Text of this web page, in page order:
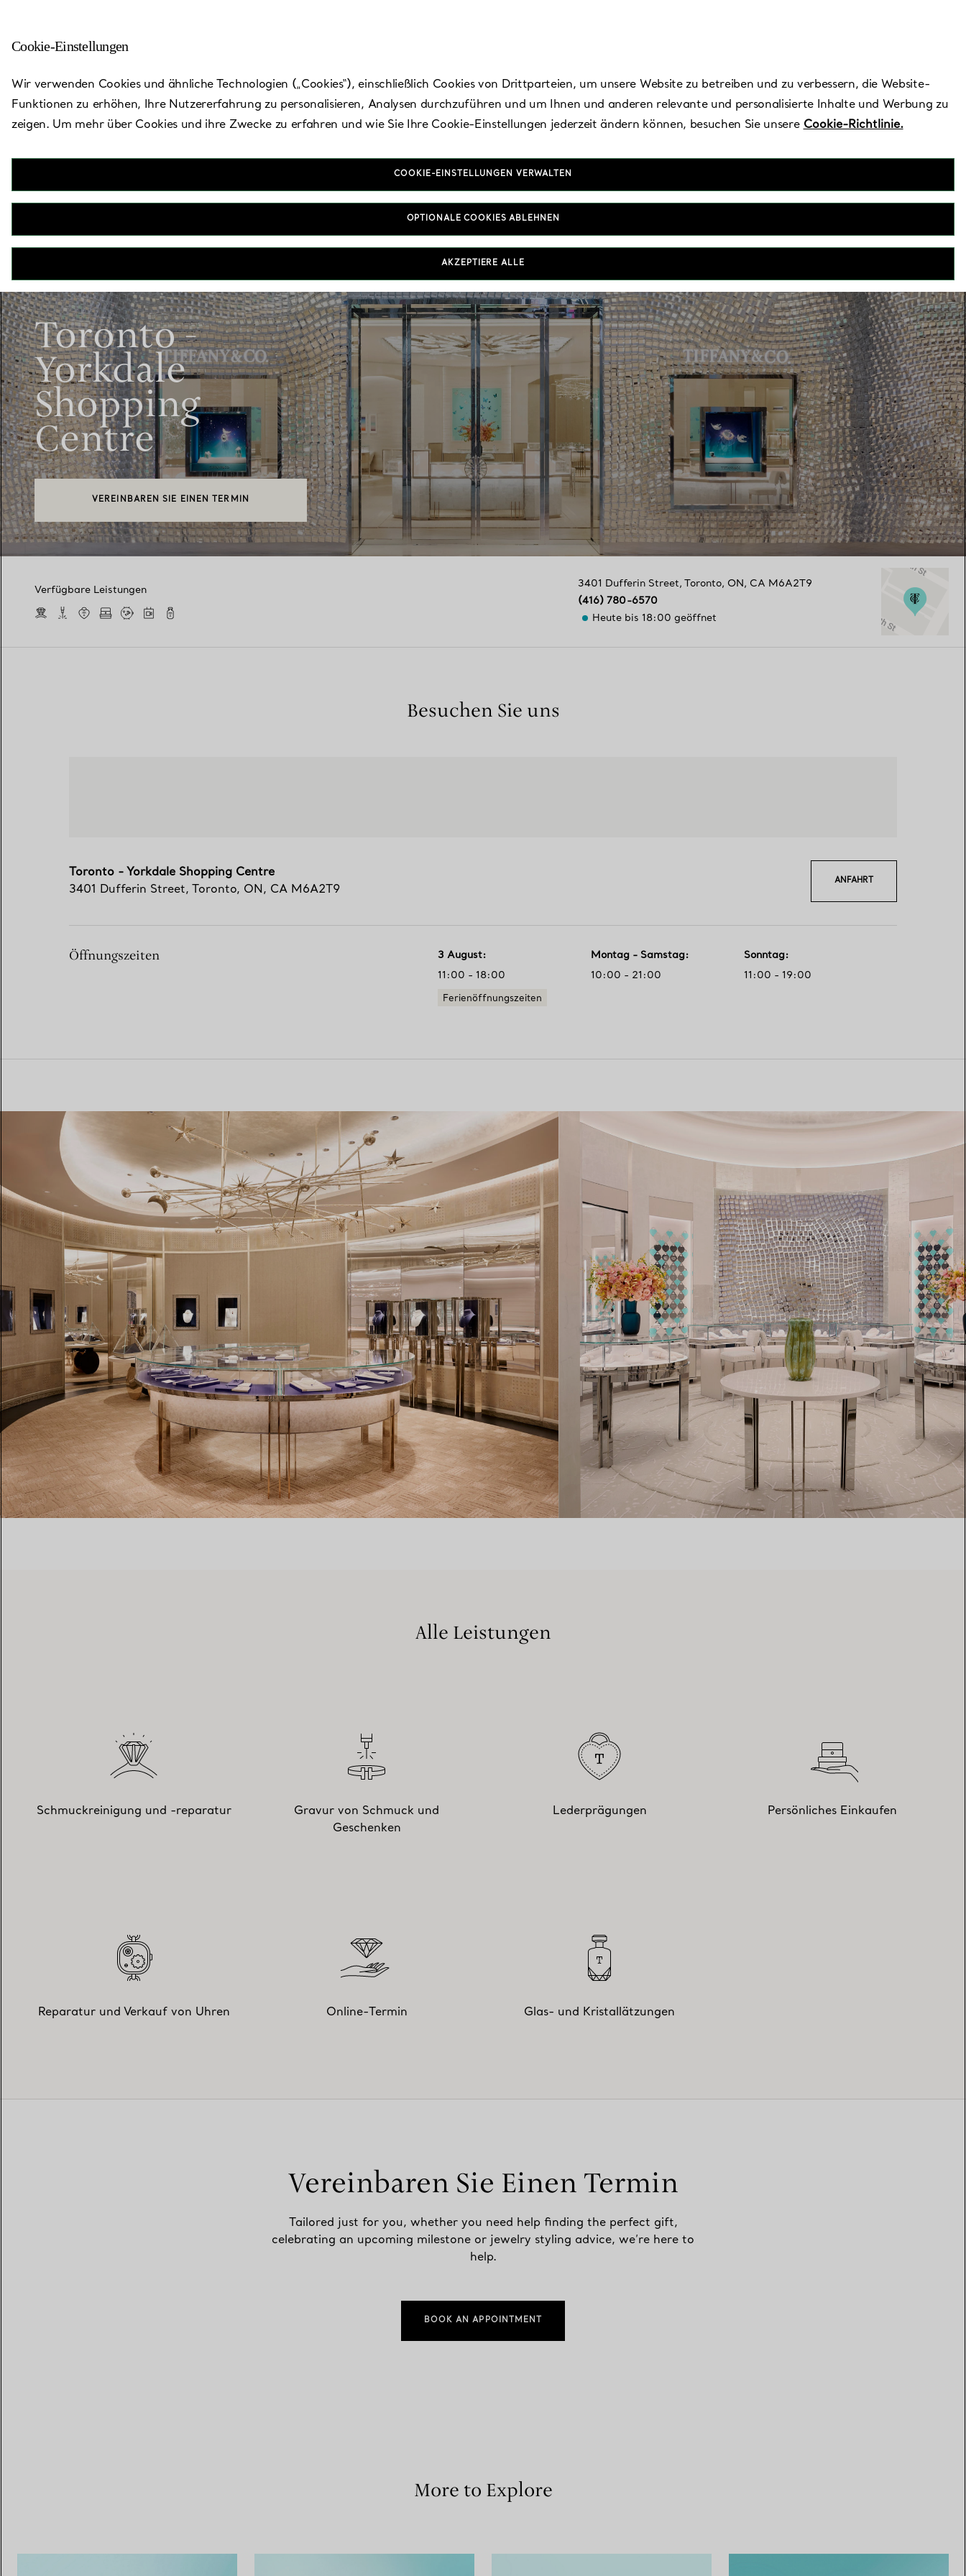
Zurück zu „Store finden“
Toronto -
Yorkdale
Shopping
Centre
VEREINBAREN SIE EINEN TERMIN
Verfügbare Leistungen
3401 Dufferin Street, Toronto, ON, CA M6A2T9
(416) 780-6570
Heute bis 18:00 geöffnet
Besuchen Sie uns
Toronto - Yorkdale Shopping Centre
3401 Dufferin Street, Toronto, ON, CA M6A2T9
ANFAHRT
Öffnungszeiten 3 August:
11:00 - 18:00
Ferienöffnungszeiten
Montag - Samstag:
10:00 - 21:00
Sonntag:
11:00 - 19:00
Alle Leistungen
Schmuckreinigung und -reparatur
Gravur von Schmuck und
Geschenken
Lederprägungen Persönliches Einkaufen
Reparatur und Verkauf von Uhren Online-Termin Glas- und Kristallätzungen
Vereinbaren Sie Einen Termin
Tailored just for you, whether you need help finding the perfect gift,
celebrating an upcoming milestone or jewelry styling advice, we’re here to
help.
BOOK AN APPOINTMENT
More to Explore
Cookie-Einstellungen
Wir verwenden Cookies und ähnliche Technologien („Cookies“), einschließlich Cookies von Drittparteien, um unsere Website zu betreiben und zu verbessern, die Website-
Funktionen zu erhöhen, Ihre Nutzererfahrung zu personalisieren, Analysen durchzuführen und um Ihnen und anderen relevante und personalisierte Inhalte und Werbung zu
zeigen. Um mehr über Cookies und ihre Zwecke zu erfahren und wie Sie Ihre Cookie-Einstellungen jederzeit ändern können, besuchen Sie unsere Cookie-Richtlinie.
COOKIE-EINSTELLUNGEN VERWALTEN
OPTIONALE COOKIES ABLEHNEN
AKZEPTIERE ALLE